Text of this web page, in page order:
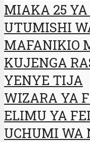
MIAKA 25 YA
UTUMISHI
MAFANIKIO
KUJENGA
YENYE TIJA
WIZARA YA
ELIMU YA
UCHUMI WA